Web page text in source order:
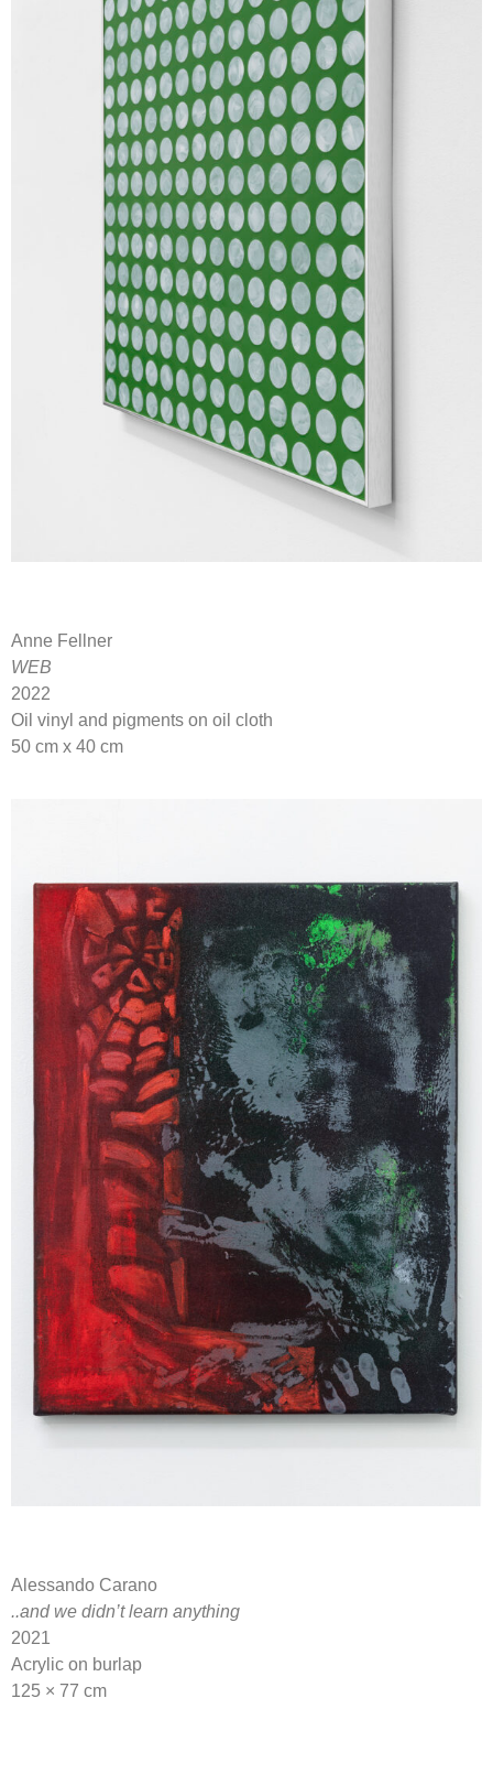
Anne Fellner
WEB
2022
Oil vinyl and pigments on oil cloth
50 cm x 40 cm
Alessando Carano
..and we didn’t learn anything
2021
Acrylic on burlap
125 × 77 cm